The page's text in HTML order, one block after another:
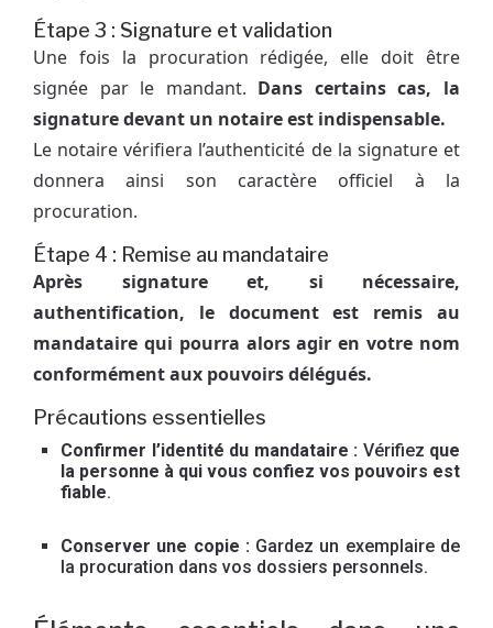
Étape 3 : Signature et validation
Une fois la procuration rédigée, elle doit être
signée par le mandant. Dans certains cas, la
signature devant un notaire est indispensable.
Le notaire vérifiera l’authenticité de la signature et
donnera ainsi son caractère officiel à la
procuration.
Étape 4 : Remise au mandataire
Après signature et, si nécessaire,
authentification, le document est remis au
mandataire qui pourra alors agir en votre nom
conformément aux pouvoirs délégués.
Précautions essentielles
Confirmer l’identité du mandataire : Vérifiez que
la personne à qui vous confiez vos pouvoirs est
fiable.
Conserver une copie : Gardez un exemplaire de
la procuration dans vos dossiers personnels.